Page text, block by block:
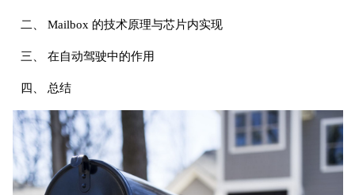
二、 Mailbox 的技术原理与芯片内实现
三、 在自动驾驶中的作用
四、 总结